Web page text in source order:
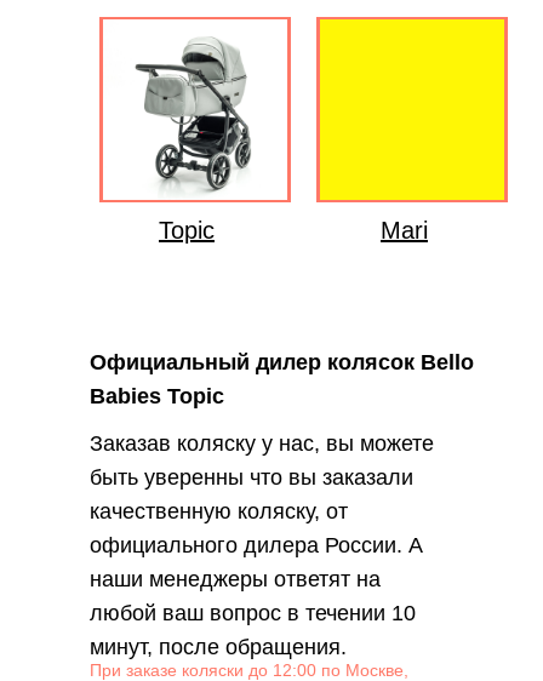
Topic Mari
Официальный дилер колясок Bello
Babies Topic
Заказав коляску у нас, вы можете
быть уверенны что вы заказали
качественную коляску, от
официального дилера России. А
наши менеджеры ответят на
любой ваш вопрос в течении 10
минут, после обращения.
При заказе коляски до 12:00 по Москве,